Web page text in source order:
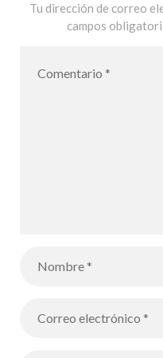
Tu dirección de correo
campos